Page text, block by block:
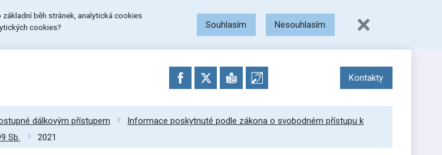
běh stránek, analytická cookies
cookies?
Souhlasím Nesouhlasím
Kontakty
dálkovým přístupem
Informace poskytnuté podle zákona o svobodném přístupu k
Sb.
2021